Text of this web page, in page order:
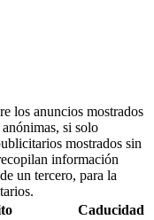
los anuncios mostrados
si solo
mostrados sin
información
un tercero, para la
Caducidad